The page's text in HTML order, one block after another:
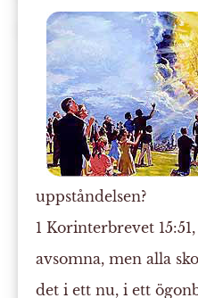
uppståndelsen?
1 Korinterbrevet
avsomna, men alla
det i ett nu, i ett